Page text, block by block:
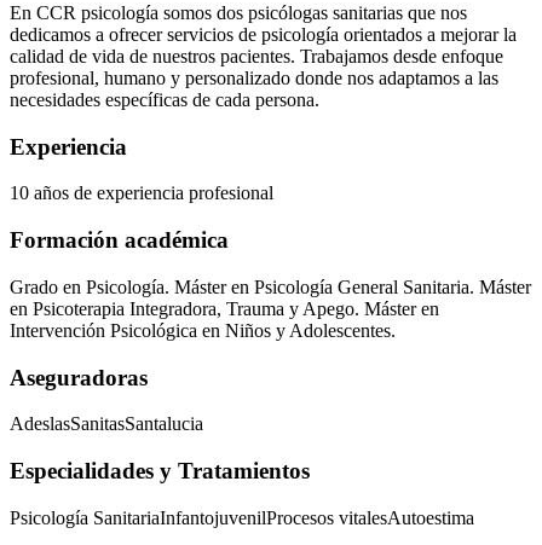
En CCR psicología somos dos psicólogas sanitarias que nos
dedicamos a ofrecer servicios de psicología orientados a mejorar la
calidad de vida de nuestros pacientes. Trabajamos desde enfoque
profesional, humano y personalizado donde nos adaptamos a las
necesidades específicas de cada persona.
Experiencia
10 años de experiencia profesional
Formación académica
Grado en Psicología. Máster en Psicología General Sanitaria. Máster
en Psicoterapia Integradora, Trauma y Apego. Máster en
Intervención Psicológica en Niños y Adolescentes.
Aseguradoras
AdeslasSanitasSantalucia
Especialidades y Tratamientos
Psicología SanitariaInfantojuvenilProcesos vitalesAutoestima